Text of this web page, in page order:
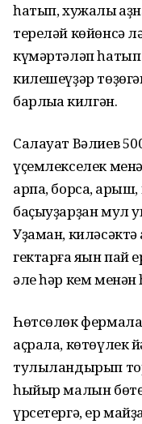
һатып, хужалыҡ
тереләй көйөнсә
күмәр­тәләп
килешеүҙәр
барлыҡҡа килгән.
Салауат Вәлиев
үҫемлекселек
арпа, борсаҡ,
баҫыуҙарҙан мул
Уҙаман,
гектарға яҡын пай
әле һәр кем
Һөтсөлөк
аҫрала, көтөүлек
тулыландырып
һыйыр малын
үрсетергә, ер